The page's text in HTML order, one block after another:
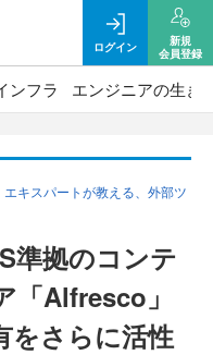
ログイン
新規
会員登録
ンフラ エンジニアの生き
キスパートが教える、外部ツ
準拠のコンテ
「Alfresco」
をさらに活性